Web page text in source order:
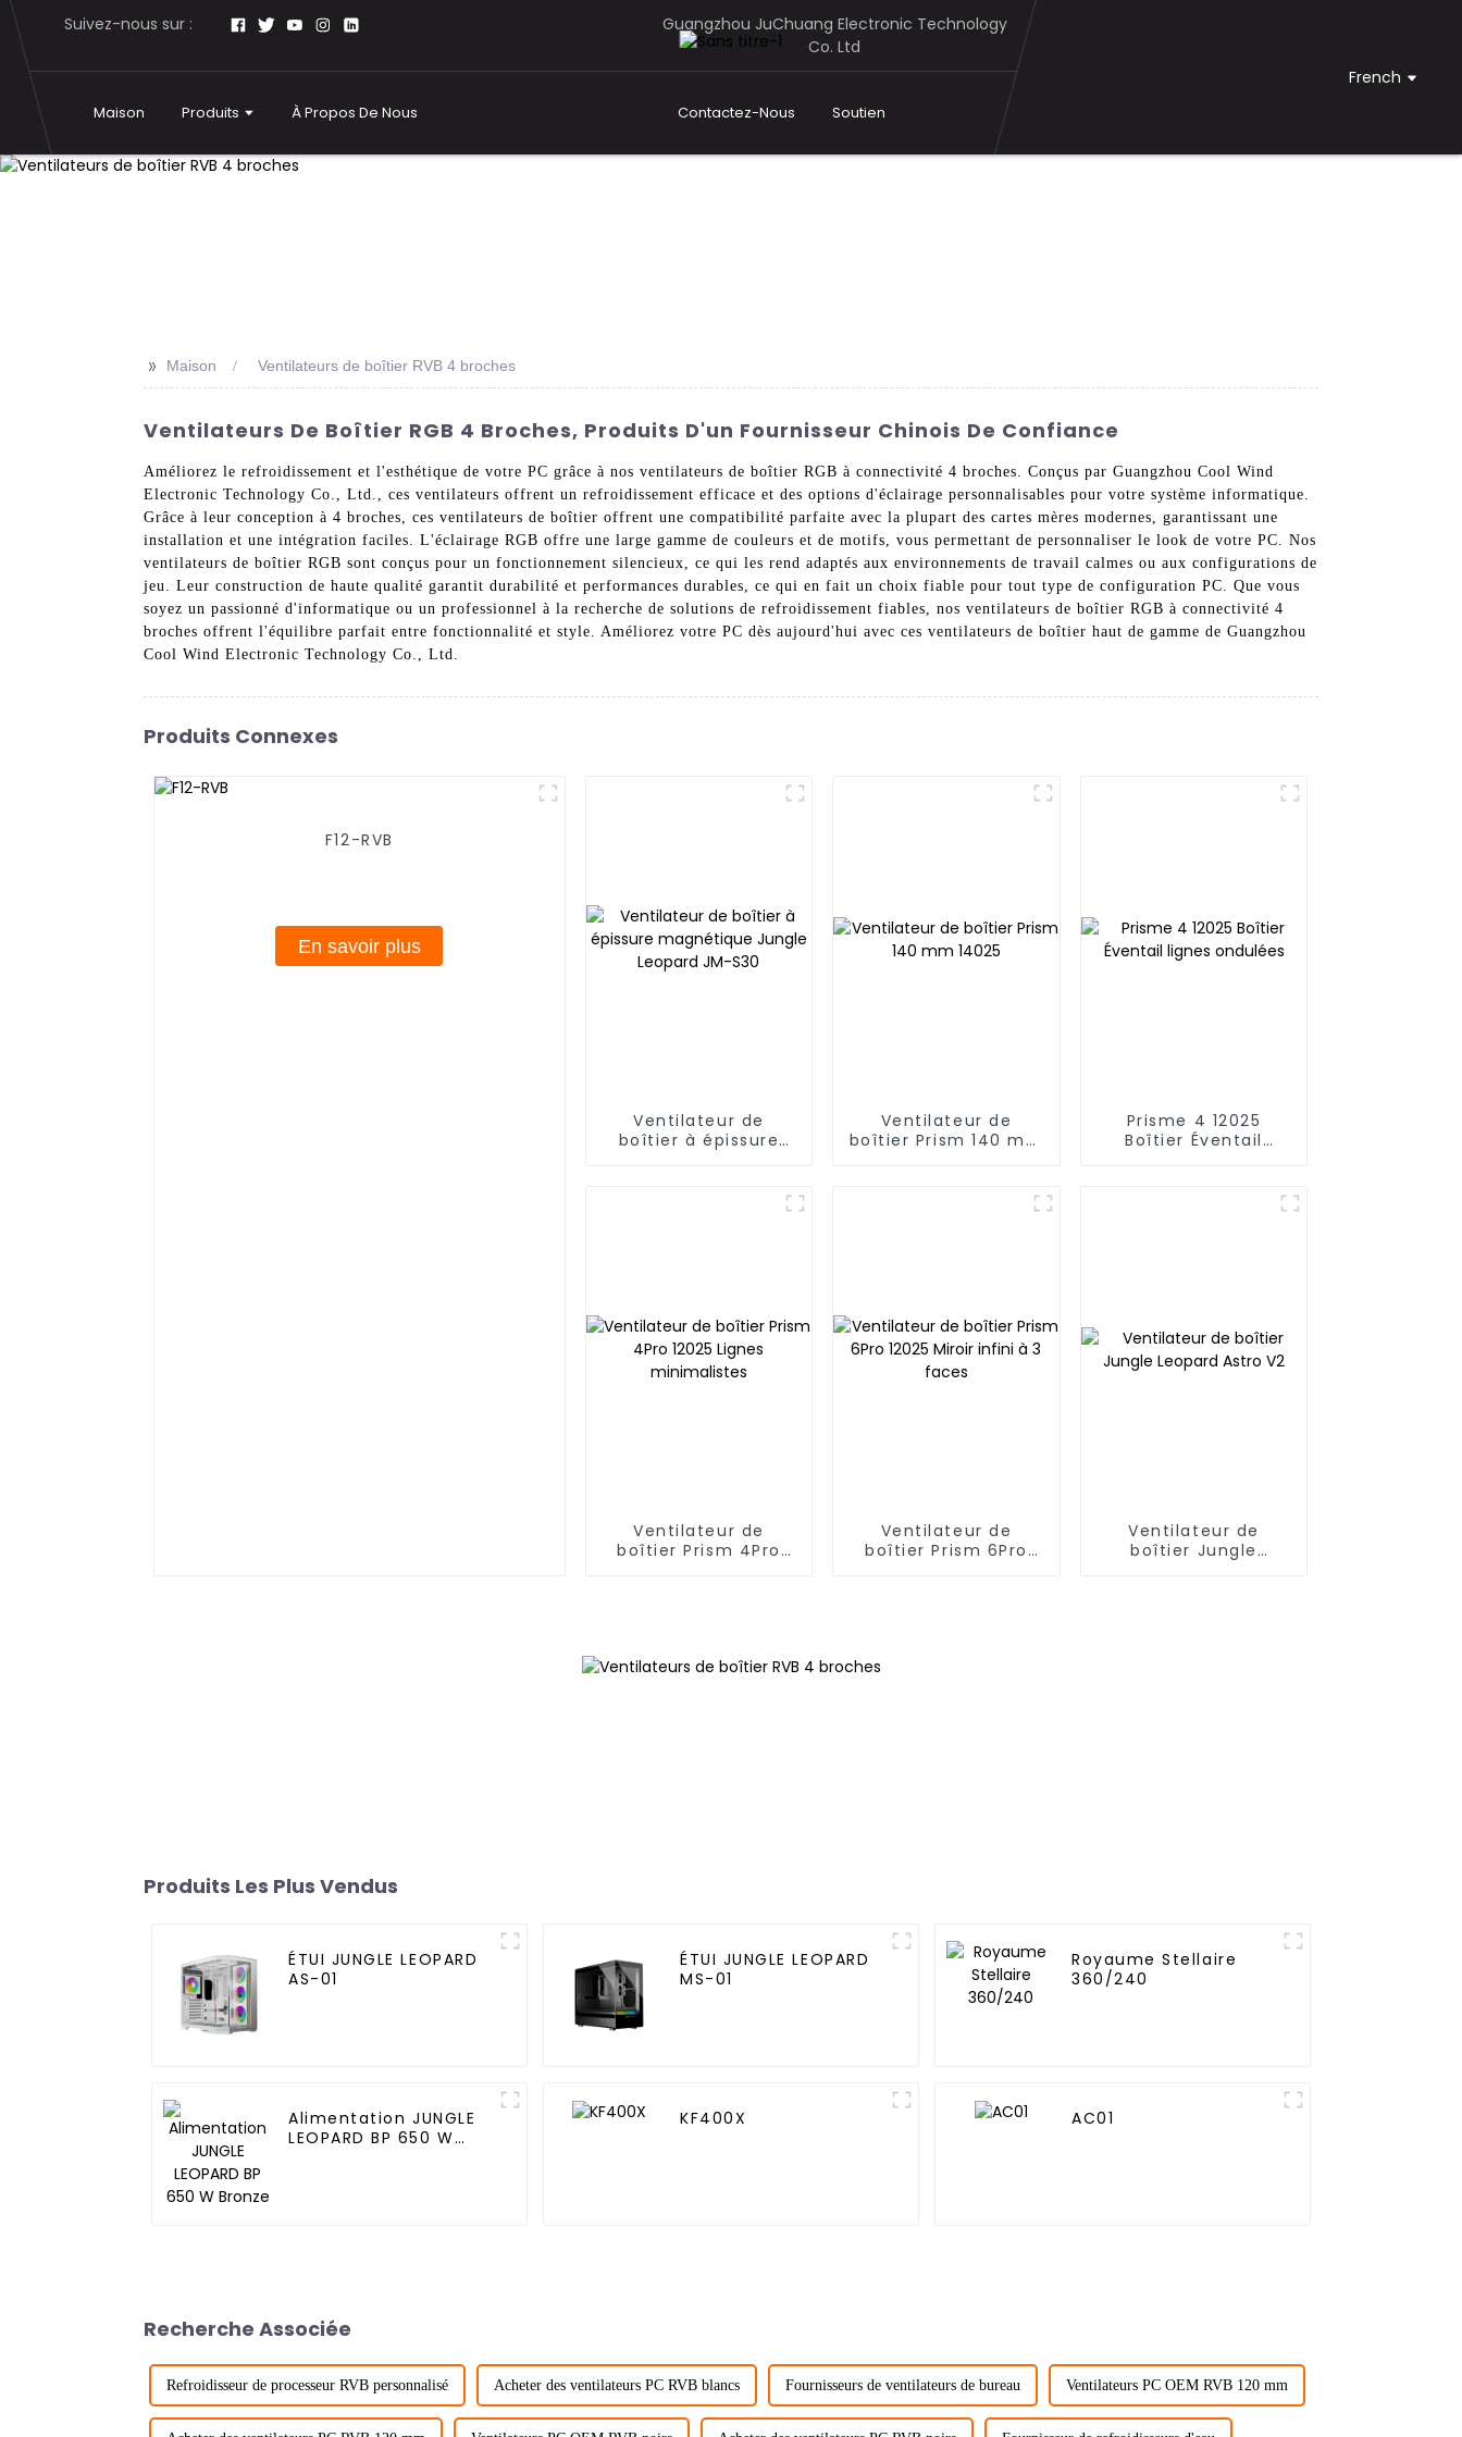
Suivez-nous sur :
Guangzhou JuChuang Electronic Technology
Co. Ltd
Maison Produits À Propos De Nous Contactez-Nous Soutien
French
>> Maison Ventilateurs de boîtier RVB 4 broches
Ventilateurs De Boîtier RGB 4 Broches, Produits D'un Fournisseur Chinois De Confiance
Améliorez le refroidissement et l'esthétique de votre PC grâce à nos ventilateurs de boîtier RGB à connectivité 4 broches. Conçus par Guangzhou Cool Wind
Electronic Technology Co., Ltd., ces ventilateurs offrent un refroidissement efficace et des options d'éclairage personnalisables pour votre système informatique.
Grâce à leur conception à 4 broches, ces ventilateurs de boîtier offrent une compatibilité parfaite avec la plupart des cartes mères modernes, garantissant une
installation et une intégration faciles. L'éclairage RGB offre une large gamme de couleurs et de motifs, vous permettant de personnaliser le look de votre PC. Nos
ventilateurs de boîtier RGB sont conçus pour un fonctionnement silencieux, ce qui les rend adaptés aux environnements de travail calmes ou aux configurations de
jeu. Leur construction de haute qualité garantit durabilité et performances durables, ce qui en fait un choix fiable pour tout type de configuration PC. Que vous
soyez un passionné d'informatique ou un professionnel à la recherche de solutions de refroidissement fiables, nos ventilateurs de boîtier RGB à connectivité 4
broches offrent l'équilibre parfait entre fonctionnalité et style. Améliorez votre PC dès aujourd'hui avec ces ventilateurs de boîtier haut de gamme de Guangzhou
Cool Wind Electronic Technology Co., Ltd.
Produits Connexes
F12-RVB
En savoir plus
Ventilateur de
boîtier à épissure
Ventilateur de
boîtier Prism 140 mm
Prisme 4 12025
Boîtier Éventail
Ventilateur de
boîtier Prism 4Pro
Ventilateur de
boîtier Prism 6Pro
Ventilateur de
boîtier Jungle
Produits Les Plus Vendus
ÉTUI JUNGLE LEOPARD
AS-01
ÉTUI JUNGLE LEOPARD
MS-01
Royaume Stellaire
360/240
Alimentation JUNGLE
LEOPARD BP 650 W
KF400X AC01
Recherche Associée
Refroidisseur de processeur RVB personnalisé Acheter des ventilateurs PC RVB blancs Fournisseurs de ventilateurs de bureau Ventilateurs PC OEM RVB 120 mm